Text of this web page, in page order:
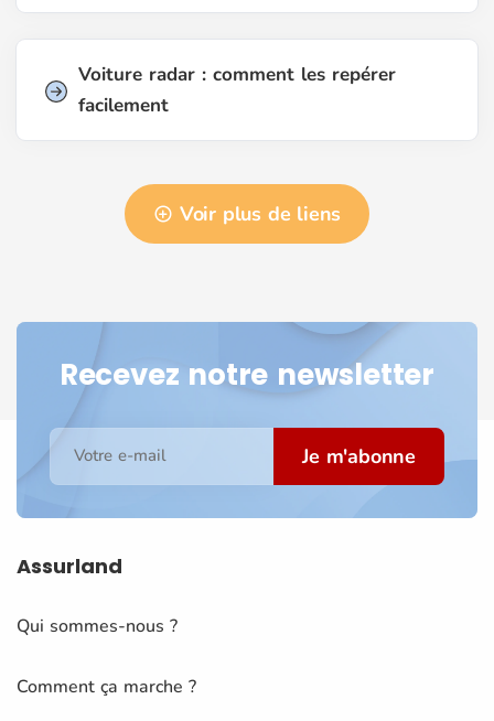
Voiture radar : comment les repérer
facilement
Voir plus de liens
Recevez notre newsletter
Votre e-mail Je m'abonne
Assurland
Qui sommes-nous ?
Comment ça marche ?